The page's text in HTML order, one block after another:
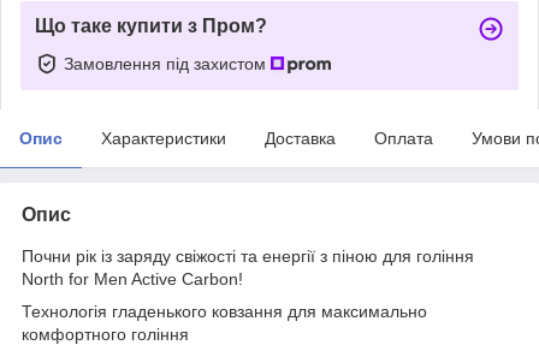
Що таке купити з Пром?
Замовлення під захистом
Опис Характеристики Доставка Оплата Умови
Опис
Почни рік із заряду свіжості та енергії з піною для гоління
North for Men Active Carbon!
Технологія гладенького ковзання для максимально
комфортного гоління